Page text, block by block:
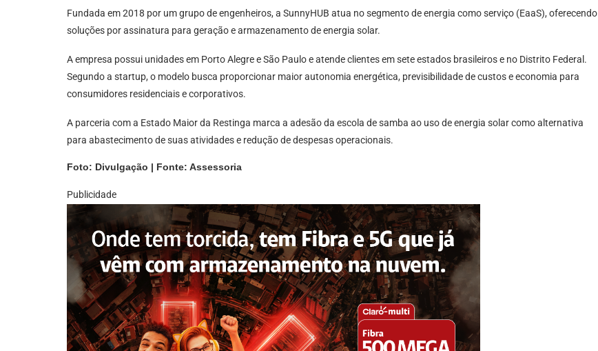
Fundada em 2018 por um grupo de engenheiros, a SunnyHUB atua no segmento de energia como serviço (EaaS), oferecendo
soluções por assinatura para geração e armazenamento de energia solar.
A empresa possui unidades em Porto Alegre e São Paulo e atende clientes em sete estados brasileiros e no Distrito Federal.
Segundo a startup, o modelo busca proporcionar maior autonomia energética, previsibilidade de custos e economia para
consumidores residenciais e corporativos.
A parceria com a Estado Maior da Restinga marca a adesão da escola de samba ao uso de energia solar como alternativa
para abastecimento de suas atividades e redução de despesas operacionais.
Foto: Divulgação | Fonte: Assessoria
Publicidade